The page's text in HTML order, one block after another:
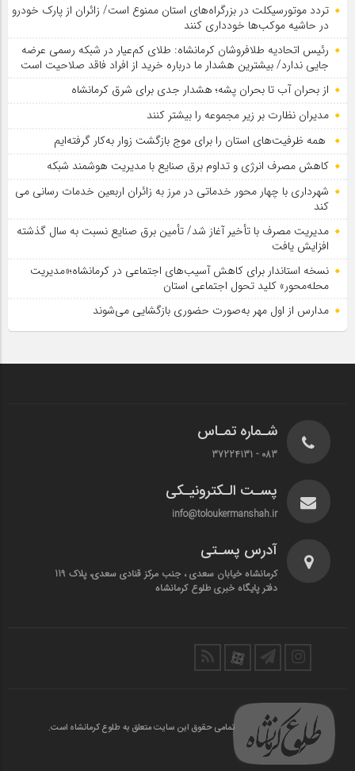
تردد موتورسیکلت در بزرگراه‌های استان ممنوع است/ زائران از پارک خودرو
در حاشیه موکب‌ها خودداری کنند
رئیس اتحادیه طلافروشان کرمانشاه: طلای کم‌عیار در شبکه رسمی عرضه
جایی ندارد/ بیشترین هشدار ما درباره خرید از افراد فاقد صلاحیت است
از بحران آب تا بحران پشه؛ هشدار جدی برای شرق کرمانشاه
مدیران نظارت بر زیر مجموعه را بیشتر کنند
همه ظرفیت‌های استان را برای موج بازگشت زوار به‌کار گرفته‌ایم
کاهش مصرف انرژی و تداوم برق صنایع با مدیریت هوشمند شبکه
شهرداری با چهار محور خدماتی در مرز به زائران اربعین خدمات رسانی می
کند
مدیریت مصرف با تأخیر آغاز شد/ تأمین برق صنایع نسبت به سال گذشته
افزایش یافت
نسخه استاندار برای کاهش آسیب‌های اجتماعی در کرمانشاه؛«مدیریت
محله‌محور» کلید تحول اجتماعی استان
مدارس از اول مهر به‌صورت حضوری بازگشایی می‌شوند
شـماره تمـاس
083 - 37224131
پسـت الـکترونیـکی
info@toloukermanshah.ir
آدرس پسـتی
کرمانشاه خیابان سعدی ، جنب مرکز قنادی سعدی، پلاک 119
دفتر پایگاه خبری طلوع کرمانشاه
تمامی حقوق این سایت متعلق به طلوع کرمانشاه است.